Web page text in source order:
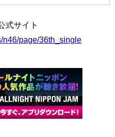
式サイト
n46/page/36th_single